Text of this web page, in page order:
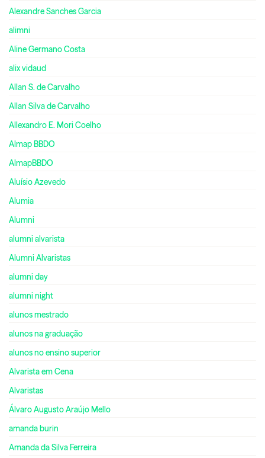
Alexandre Sanches Garcia
alimni
Aline Germano Costa
alix vidaud
Allan S. de Carvalho
Allan Silva de Carvalho
Allexandro E. Mori Coelho
Almap BBDO
AlmapBBDO
Aluísio Azevedo
Alumia
Alumni
alumni alvarista
Alumni Alvaristas
alumni day
alumni night
alunos mestrado
alunos na graduação
alunos no ensino superior
Alvarista em Cena
Alvaristas
Álvaro Augusto Araújo Mello
amanda burin
Amanda da Silva Ferreira